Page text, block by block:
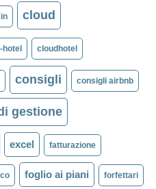
cloud
cloudhotel
consigli consigli airbnb
gestione
excel fatturazione
foglio ai piani forfettari